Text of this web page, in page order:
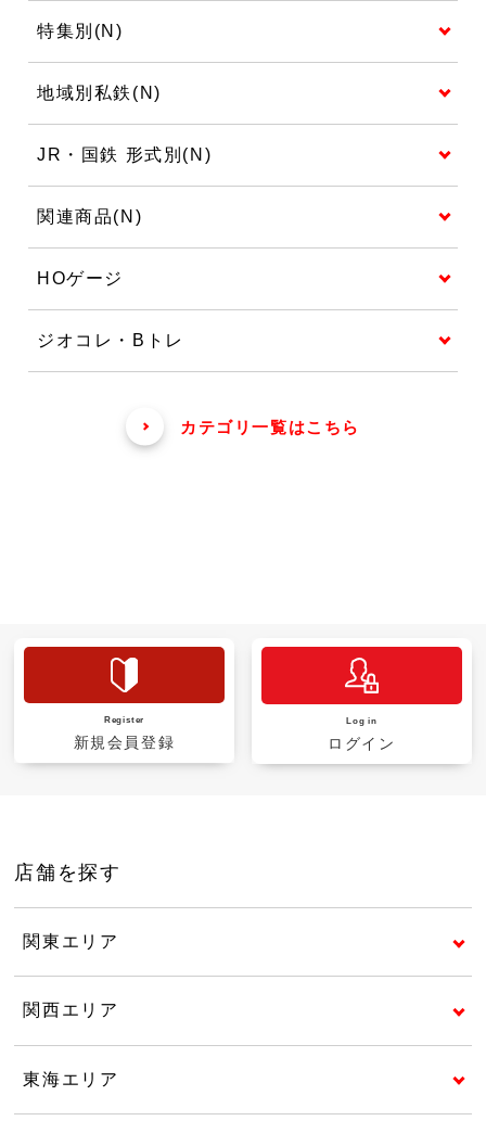
特集別(N)
地域別私鉄(N)
JR・国鉄 形式別(N)
関連商品(N)
HOゲージ
ジオコレ・Bトレ
カテゴリ一覧はこちら
Register
新規会員登録
Log in
ログイン
店舗を探す
関東エリア
関西エリア
東海エリア